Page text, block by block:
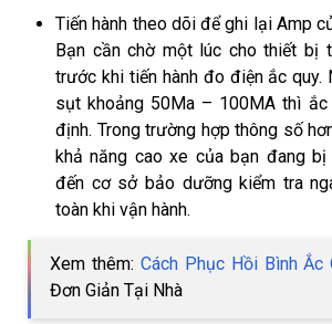
Tiến hành theo dõi để ghi lại Amp
Bạn cần chờ một lúc cho thiết bị
trước khi tiến hành đo điện ắc quy.
sụt khoảng 50Ma – 100MA thì
định. Trong trường hợp thông số
khả năng cao xe của bạn đang
đến cơ sở bảo dưỡng kiểm tra
toàn khi vận hành.
Xem thêm: Cách Phục Hồi Bình Ắc
Đơn Giản Tại Nhà